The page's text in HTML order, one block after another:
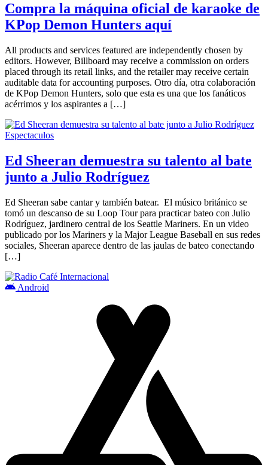
Compra la máquina oficial de karaoke de
KPop Demon Hunters aquí
All products and services featured are independently chosen by
editors. However, Billboard may receive a commission on orders
placed through its retail links, and the retailer may receive certain
auditable data for accounting purposes. Otro día, otra colaboración
de KPop Demon Hunters, solo que esta es una que los fanáticos
acérrimos y los aspirantes a […]
Espectaculos
Ed Sheeran demuestra su talento al bate
junto a Julio Rodríguez
Ed Sheeran sabe cantar y también batear. El músico británico se
tomó un descanso de su Loop Tour para practicar bateo con Julio
Rodríguez, jardinero central de los Seattle Mariners. En un video
publicado por los Mariners y la Major League Baseball en sus redes
sociales, Sheeran aparece dentro de las jaulas de bateo conectando
[…]
Android